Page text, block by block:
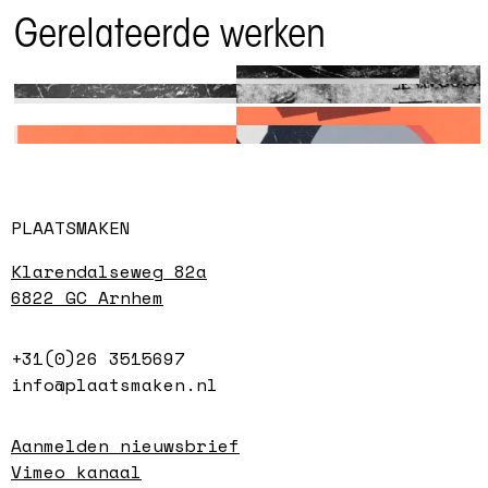
Gerelateerde werken
Amice
PLAATSMAKEN
Klarendalseweg 82a
6822 GC Arnhem
+31(0)26 3515697
info@plaatsmaken.nl
Aanmelden nieuwsbrief
Vimeo kanaal